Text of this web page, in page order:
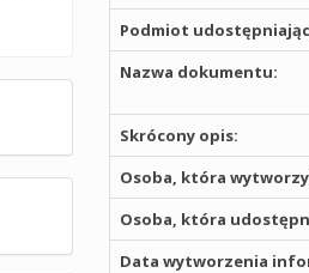
Podmiot
Nazwa dokumentu:
Skrócony opis:
Osoba, która
Osoba, która
Data wytworzenia